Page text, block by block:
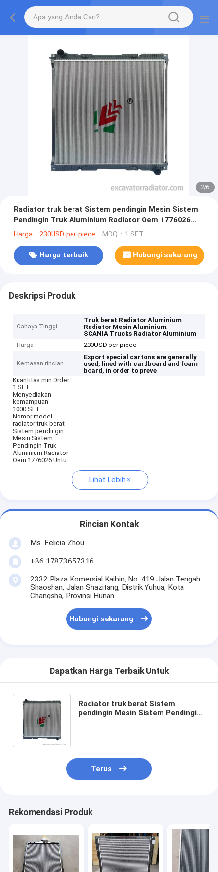
2/6
Radiator truk berat Sistem pendingin Mesin Sistem
Pendingin Truk Aluminium Radiator Oem 1776026
Untuk Truk SCANIA
Harga：230USD per piece MOQ：1 SET
Harga terbaik Hubungi sekarang
Deskripsi Produk
Cahaya Tinggi
Truk berat Radiator Aluminium,
Radiator Mesin Aluminium,
SCANIA Trucks Radiator Aluminium
Harga
230USD per piece
Kemasan rincian
Export special cartons are generally
used, lined with cardboard and foam
board, in order to preve
Kuantitas min Order
1 SET
Menyediakan
kemampuan
1000 SET
Nomor model
radiator truk berat
Sistem pendingin
Mesin Sistem
Pendingin Truk
Aluminium Radiator
Oem 1776026 Untu
Lihat Lebih
Rincian Kontak
Ms. Felicia Zhou
+86 17873657316
2332 Plaza Komersial Kaibin, No. 419 Jalan Tengah
Shaoshan, Jalan Shazitang, Distrik Yuhua, Kota
Changsha, Provinsi Hunan
Hubungi sekarang
Dapatkan Harga Terbaik Untuk
Radiator truk berat Sistem
pendingin Mesin Sistem Pendingin
Terus
Rekomendasi Produk